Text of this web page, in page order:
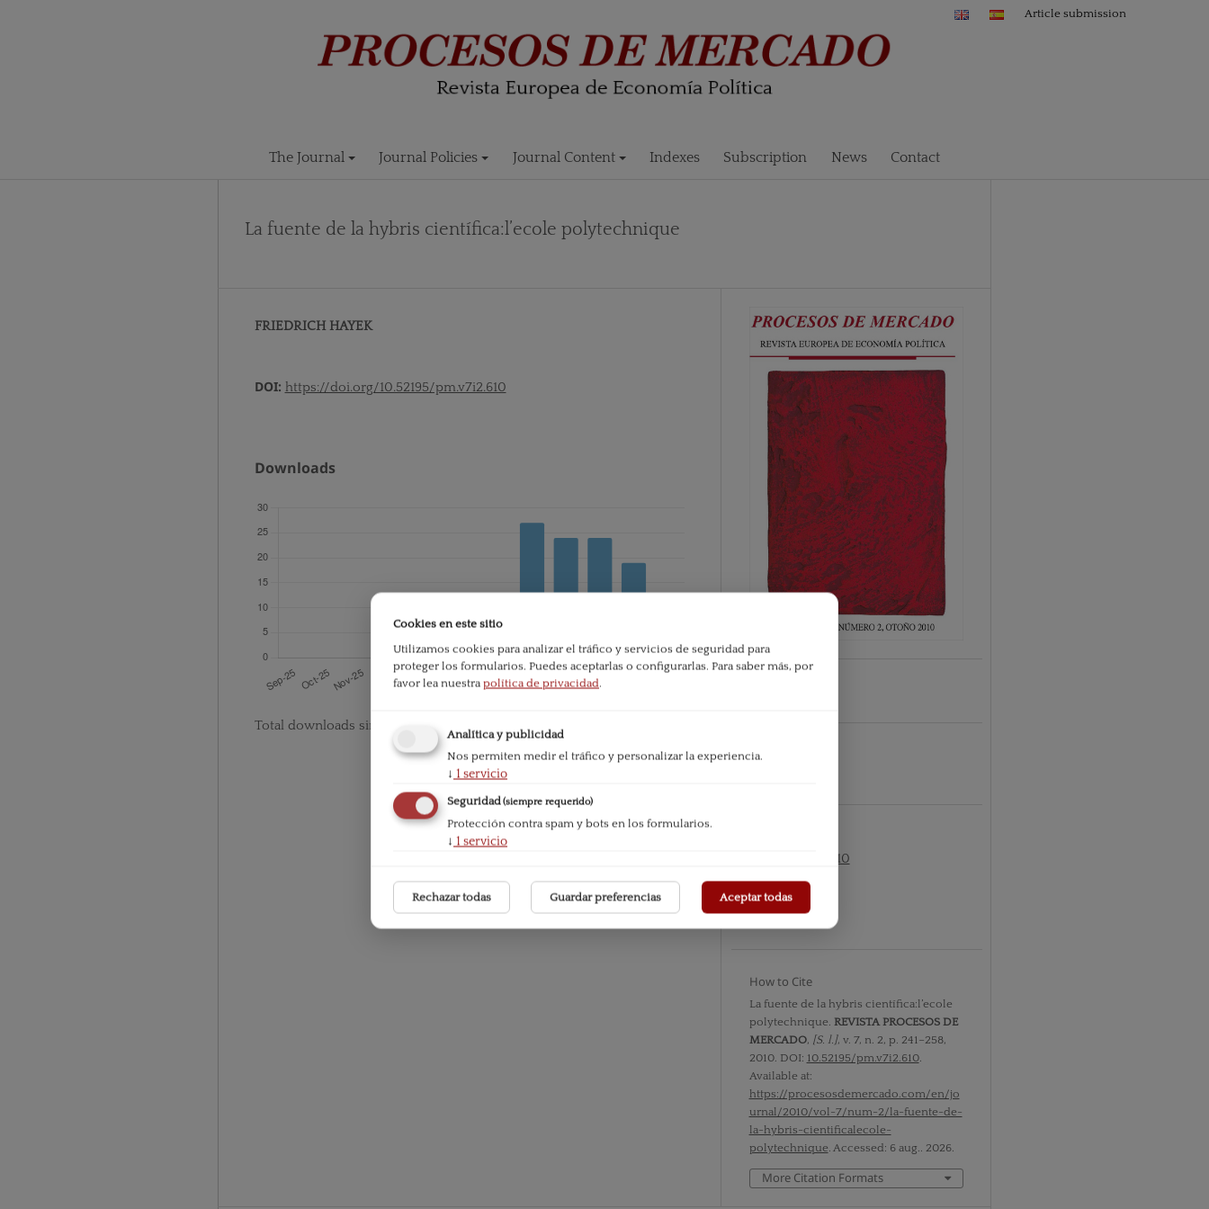
The Journal Journal Policies Journal Content Indexes Subscription News Contact
Article submission
La fuente de la hybris científica:l’ecole polytechnique
FRIEDRICH HAYEK
DOI: https://doi.org/10.52195/pm.v7i2.610
Downloads
Total downloads since publication:110
Published
Vol. VII nº2 2010
Section
How to Cite
La fuente de la hybris científica:l’ecole
polytechnique. REVISTA PROCESOS DE
MERCADO, [S. l.], v. 7, n. 2, p. 241–258,
2010. DOI: 10.52195/pm.v7i2.610.
Available at:
https://procesosdemercado.com/en/jo
urnal/2010/vol-7/num-2/la-fuente-de-
la-hybris-cientificalecole-
polytechnique. Accessed: 6 aug.. 2026.
More Citation Formats
Cookies en este sitio
Utilizamos cookies para analizar el tráfico y servicios de seguridad para
proteger los formularios. Puedes aceptarlas o configurarlas. Para saber más, por
favor lea nuestra política de privacidad.
Analítica y publicidad
Nos permiten medir el tráfico y personalizar la experiencia.
↓ 1 servicio
Seguridad(siempre requerido)
Protección contra spam y bots en los formularios.
↓ 1 servicio
Rechazar todas Guardar preferencias Aceptar todas